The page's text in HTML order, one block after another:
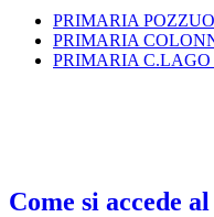
PRIMARIA
PRIMARIA
PRIMARIA C.LAGO
Come si accede